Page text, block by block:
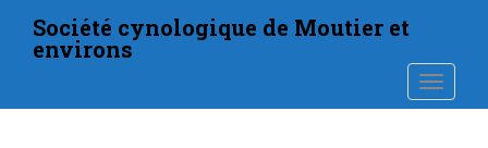
t
Société cynologique de Moutier et
environs